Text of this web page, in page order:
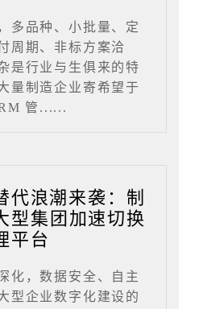
多品种、小批量、定
周期、非标方案洽
是行业与生俱来的特
量制造企业寄希望于
管......
代浪潮来袭：制
型集团加速切换
平台
化，数据安全、自主
型企业数字化建设的